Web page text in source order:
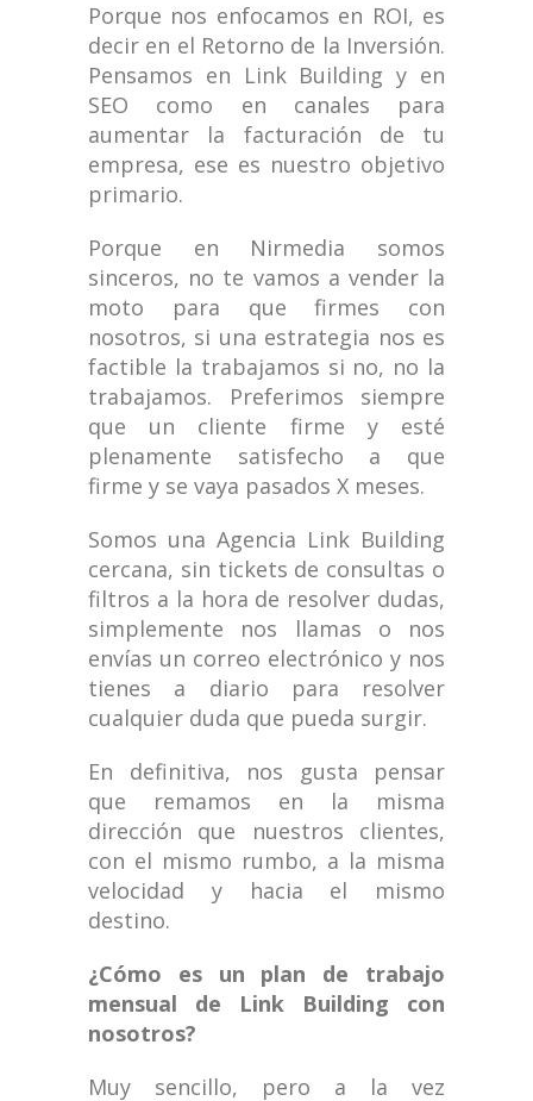
Porque nos enfocamos en ROI, es
decir en el Retorno de la Inversión.
Pensamos en Link Building y en
SEO como en canales para
aumentar la facturación de tu
empresa, ese es nuestro objetivo
primario.
Porque en Nirmedia somos
sinceros, no te vamos a vender la
moto para que firmes con
nosotros, si una estrategia nos es
factible la trabajamos si no, no la
trabajamos. Preferimos siempre
que un cliente firme y esté
plenamente satisfecho a que
firme y se vaya pasados X meses.
Somos una Agencia Link Building
cercana, sin tickets de consultas o
filtros a la hora de resolver dudas,
simplemente nos llamas o nos
envías un correo electrónico y nos
tienes a diario para resolver
cualquier duda que pueda surgir.
En definitiva, nos gusta pensar
que remamos en la misma
dirección que nuestros clientes,
con el mismo rumbo, a la misma
velocidad y hacia el mismo
destino.
¿Cómo es un plan de trabajo
mensual de Link Building con
nosotros?
Muy sencillo, pero a la vez